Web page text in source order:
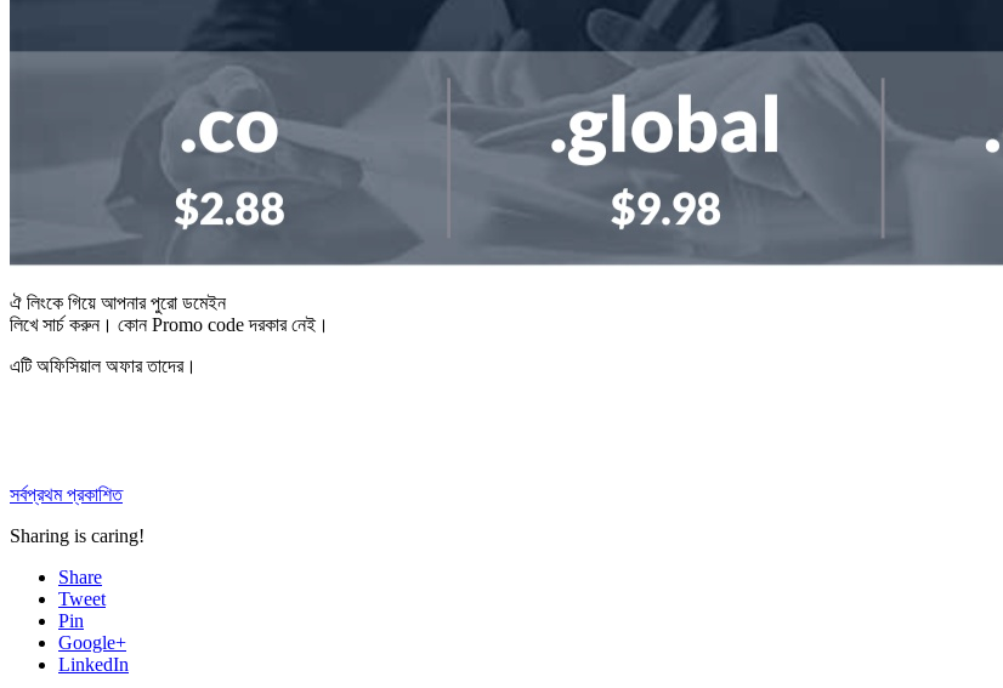
ঐ লিংকে গিয়ে আপনার পুরো ডমেইন
লিখে সার্চ করুন। কোন Promo code দরকার নেই।
এটি অফিসিয়াল অফার তাদের।
সর্বপ্রথম প্রকাশিত
Sharing is caring!
Share
Tweet
Pin
Google+
LinkedIn